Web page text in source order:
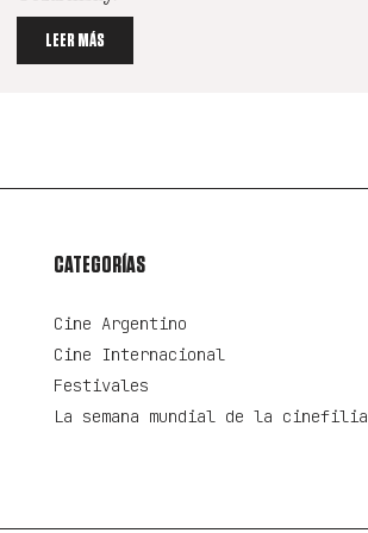
LEER MÁS
CATEGORÍAS
Cine Argentino
Cine Internacional
Festivales
La semana mundial de la cinefilia